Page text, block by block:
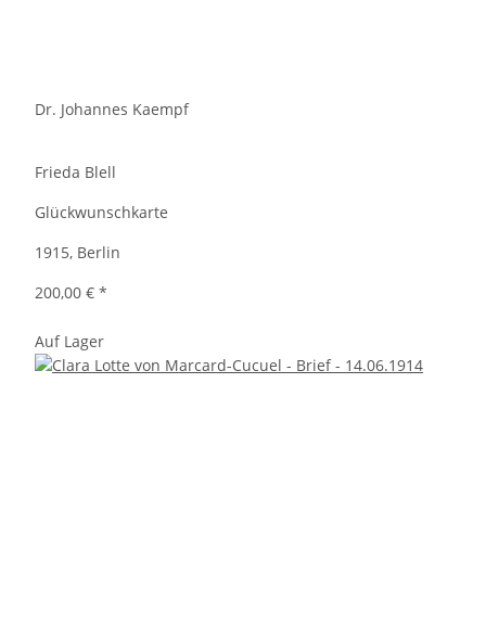
Dr. Johannes Kaempf
Frieda Blell
Glückwunschkarte
1915, Berlin
200,00 € *
Auf Lager